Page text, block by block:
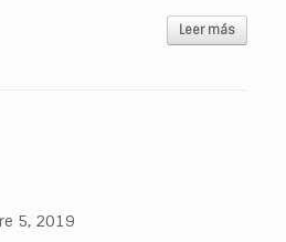
Leer más
5, 2019